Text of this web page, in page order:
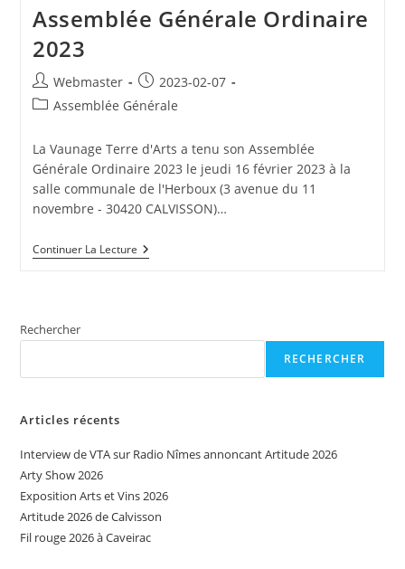
2023
Assemblée Générale Ordinaire
2023
Auteur/autrice
de
Webmaster
Publication
publiée :
2023-02-07
PostAssemblée Générale
La Vaunage Terre d'Arts a tenu son Assemblée
Générale Ordinaire 2023 le jeudi 16 février 2023 à la
salle communale de l'Herboux (3 avenue du 11
novembre - 30420 CALVISSON)…
Continuer La LectureAssemblée
Générale
Rechercher
RECHERCHER
Articles récents
Interview de VTA sur Radio Nîmes annoncant Artitude 2026
Arty Show 2026
Exposition Arts et Vins 2026
Artitude 2026 de Calvisson
Fil rouge 2026 à Caveirac